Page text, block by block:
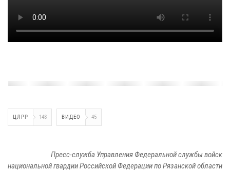
ЦЛРР 148 ВИДЕО 45
Пресс-служба Управления Федеральной службы войск
национальной гвардии Российской Федерации по Рязанской области